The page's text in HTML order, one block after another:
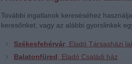
További ingatlanok kereséséhez
keresőnket, vagy az alábbi gyorslinkek
Székesfehérvár , Eladó Társasházi
Balatonfüred , Eladó Családi ház